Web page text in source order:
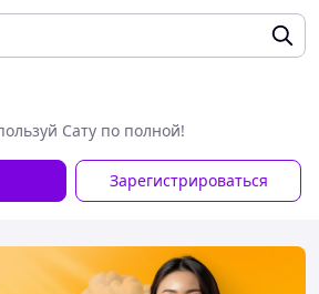
Сату по полной!
Зарегистрироваться